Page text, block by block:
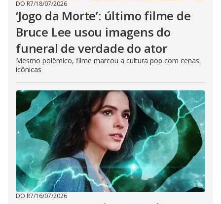
DO R7/18/07/2026
‘Jogo da Morte’: último filme de
Bruce Lee usou imagens do
funeral de verdade do ator
Mesmo polêmico, filme marcou a cultura pop com cenas
icônicas
DO R7/16/07/2026